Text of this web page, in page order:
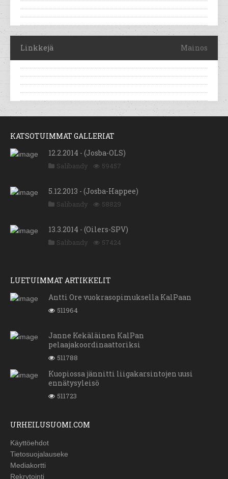
Linkkejä Mainos
KATSOTUIMMAT GALLERIAT
12.2.2014 - (Josba-OLS)
Salibandy 59457
5.12.2013 - (Josba-Happee)
Salibandy 58829
13.3.2014 - (Oilers-SPV)
Salibandy 57424
LUETUIMMAT ARTIKKELIT
Antti Ore vuokrasopimuksella KalPaan
511964
Janne Kekäläinen KalPan
pelaajakoordinaattoriksi
511788
Kuopiossa jännitti liigakarsintojen uusi
ennätysyleisö
511723
URHEILUSUOMI.COM
Käyttöehdot
Tietosuojalauseke
Mediakortti
Rekrytointi